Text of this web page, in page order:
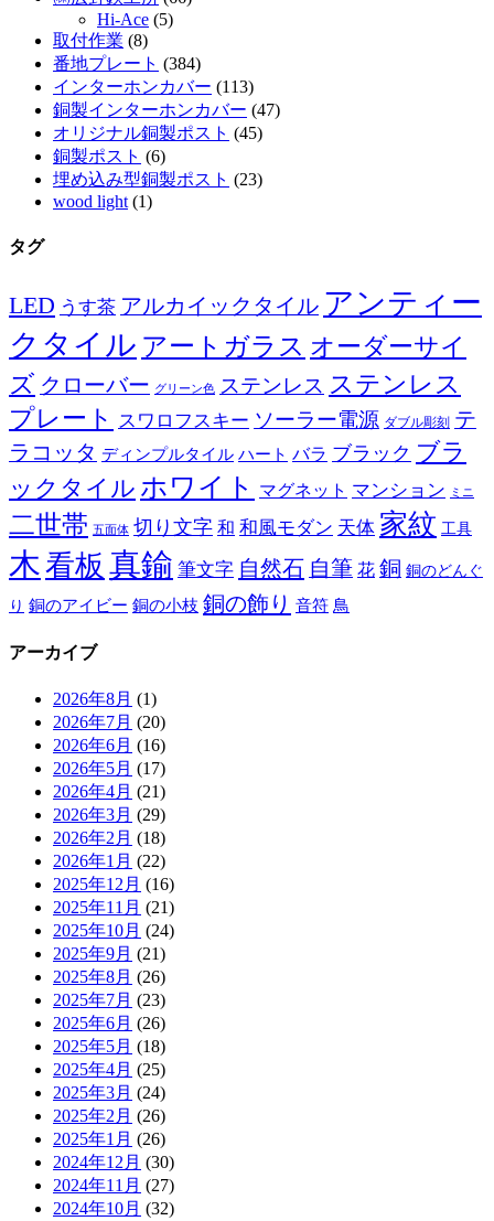
Hi-Ace (5)
取付作業 (8)
番地プレート (384)
インターホンカバー (113)
銅製インターホンカバー (47)
オリジナル銅製ポスト (45)
銅製ポスト (6)
埋め込み型銅製ポスト (23)
wood light (1)
タグ
LED うす茶 アルカイックタイル アンティー
クタイル アートガラス オーダーサイ
ズ クローバー グリーン色 ステンレス ステンレス
プレート スワロフスキー ソーラー電源 ダブル彫刻 テ
ラコッタ ディンプルタイル ハート バラ ブラック ブラ
ックタイル ホワイト マグネット マンション ミニ
二世帯 五面体 切り文字 和 和風モダン 天体 家紋 工具
木看板 真鍮 筆文字 自然石 自筆 花 銅 銅のどんぐ
り 銅のアイビー 銅の小枝 銅の飾り 音符 鳥
アーカイブ
2026年8月 (1)
2026年7月 (20)
2026年6月 (16)
2026年5月 (17)
2026年4月 (21)
2026年3月 (29)
2026年2月 (18)
2026年1月 (22)
2025年12月 (16)
2025年11月 (21)
2025年10月 (24)
2025年9月 (21)
2025年8月 (26)
2025年7月 (23)
2025年6月 (26)
2025年5月 (18)
2025年4月 (25)
2025年3月 (24)
2025年2月 (26)
2025年1月 (26)
2024年12月 (30)
2024年11月 (27)
2024年10月 (32)